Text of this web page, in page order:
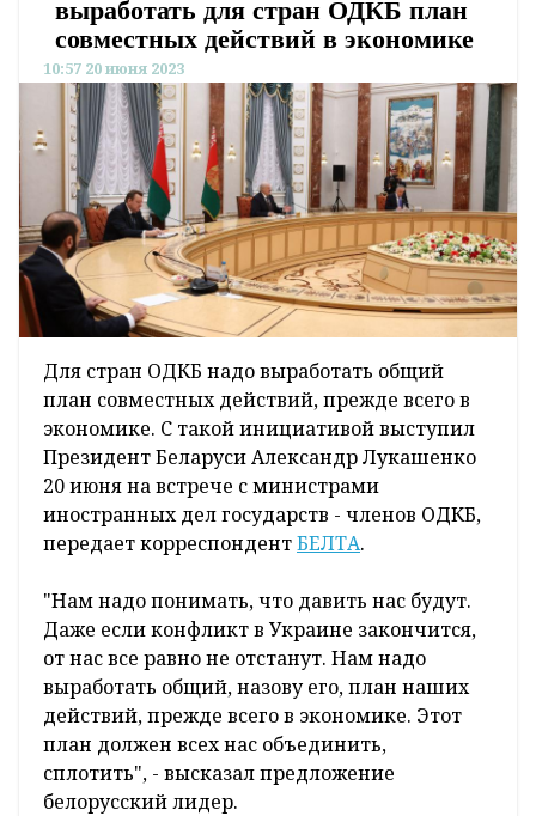
выработать для стран ОДКБ план
совместных действий в экономике
10:57 20 июня 2023
Для стран ОДКБ надо выработать общий
план совместных действий, прежде всего в
экономике. С такой инициативой выступил
Президент Беларуси Александр Лукашенко
20 июня на встрече с министрами
иностранных дел государств - членов ОДКБ,
передает корреспондентБЕЛТА.
"Нам надо понимать, что давить нас будут.
Даже если конфликт в Украине закончится,
от нас все равно не отстанут. Нам надо
выработать общий, назову его, план наших
действий, прежде всего в экономике. Этот
план должен всех нас объединить,
сплотить", - высказал предложение
белорусский лидер.